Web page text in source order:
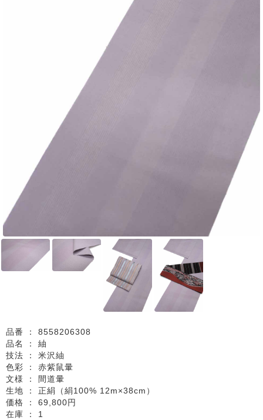
品番 ： 8558206308
品名 ： 紬
技法 ： 米沢紬
色彩 ： 赤紫鼠暈
文様 ：
間道暈
生地 ： 正絹（絹100% 12m×38cm）
価格 ： 69,800円
在庫 ： 1